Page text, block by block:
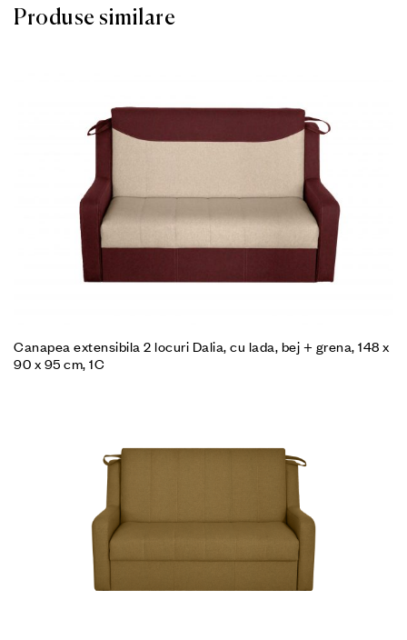
Produse similare
Canapea extensibila 2 locuri Dalia, cu lada, bej + grena, 148 x
90 x 95 cm, 1C